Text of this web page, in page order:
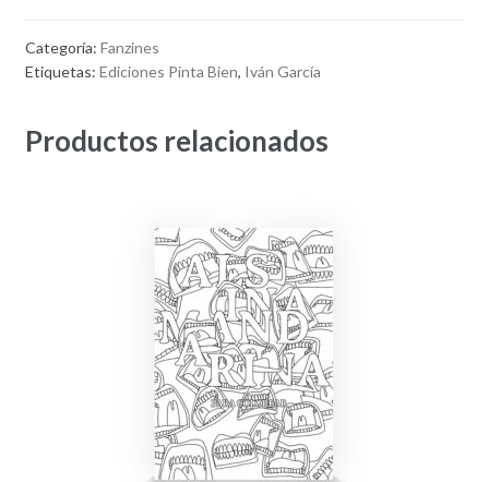
Categoría: Fanzines
Etiquetas: Ediciones Pinta Bien, Iván García
Productos relacionados